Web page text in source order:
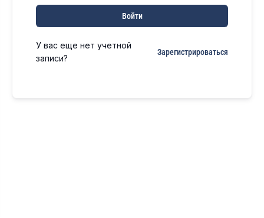
Войти
У вас еще нет учетной
записи?
Зарегистрироваться